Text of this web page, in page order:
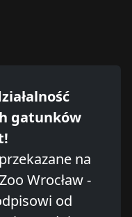
gatunków
na
Wrocław -
od